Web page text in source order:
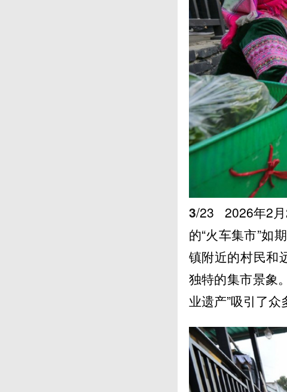
3/23
2026年2
的“火车集市”如
镇附近的村民和
独特的集市景象
业遗产”吸引了众